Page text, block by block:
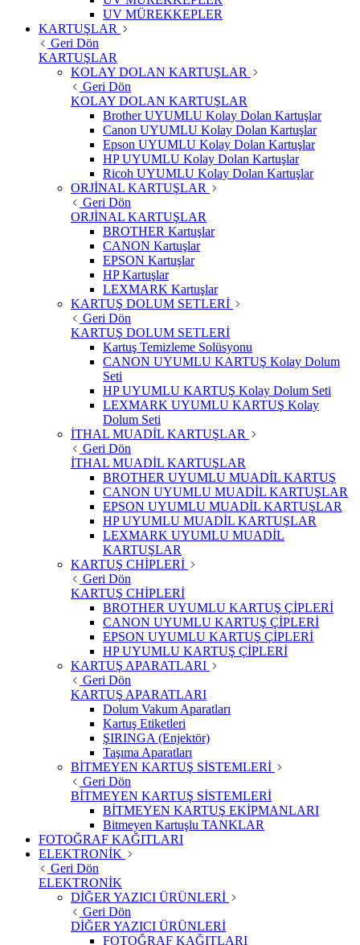
UV MÜREKKEPLER
KARTUŞLAR
Geri Dön
KARTUŞLAR
KOLAY DOLAN KARTUŞLAR
Geri Dön
KOLAY DOLAN KARTUŞLAR
Brother UYUMLU Kolay Dolan Kartuşlar
Canon UYUMLU Kolay Dolan Kartuşlar
Epson UYUMLU Kolay Dolan Kartuşlar
HP UYUMLU Kolay Dolan Kartuşlar
Ricoh UYUMLU Kolay Dolan Kartuşlar
ORJİNAL KARTUŞLAR
Geri Dön
ORJİNAL KARTUŞLAR
BROTHER Kartuşlar
CANON Kartuşlar
EPSON Kartuşlar
HP Kartuşlar
LEXMARK Kartuşlar
KARTUŞ DOLUM SETLERİ
Geri Dön
KARTUŞ DOLUM SETLERİ
Kartuş Temizleme Solüsyonu
CANON UYUMLU KARTUŞ Kolay Dolum
Seti
HP UYUMLU KARTUŞ Kolay Dolum Seti
LEXMARK UYUMLU KARTUŞ Kolay
Dolum Seti
İTHAL MUADİL KARTUŞLAR
Geri Dön
İTHAL MUADİL KARTUŞLAR
BROTHER UYUMLU MUADİL KARTUŞ
CANON UYUMLU MUADİL KARTUŞLAR
EPSON UYUMLU MUADİL KARTUŞLAR
HP UYUMLU MUADİL KARTUŞLAR
LEXMARK UYUMLU MUADİL
KARTUŞLAR
KARTUŞ CHİPLERİ
Geri Dön
KARTUŞ CHİPLERİ
BROTHER UYUMLU KARTUŞ ÇİPLERİ
CANON UYUMLU KARTUŞ ÇİPLERİ
EPSON UYUMLU KARTUŞ ÇİPLERİ
HP UYUMLU KARTUŞ ÇİPLERİ
KARTUŞ APARATLARI
Geri Dön
KARTUŞ APARATLARI
Dolum Vakum Aparatları
Kartuş Etiketleri
ŞIRINGA (Enjektör)
Taşıma Aparatları
BİTMEYEN KARTUŞ SİSTEMLERİ
Geri Dön
BİTMEYEN KARTUŞ SİSTEMLERİ
BİTMEYEN KARTUŞ EKİPMANLARI
Bitmeyen Kartuşlu TANKLAR
FOTOĞRAF KAĞITLARI
ELEKTRONİK
Geri Dön
ELEKTRONİK
DİĞER YAZICI ÜRÜNLERİ
Geri Dön
DİĞER YAZICI ÜRÜNLERİ
FOTOĞRAF KAĞITLARI